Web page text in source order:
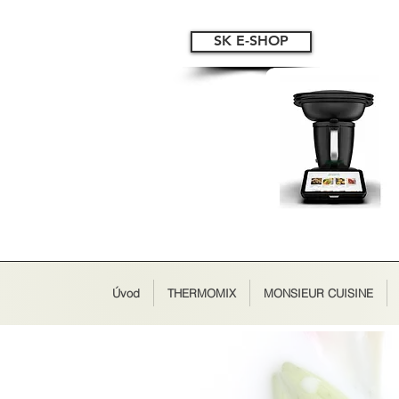
SK E-SHOP
Úvod THERMOMIX MONSIEUR CUISINE